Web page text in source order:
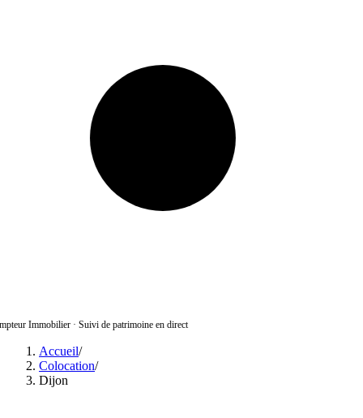
Immobilier·Suivi de patrimoine en direct
Accueil/
Colocation/
Dijon